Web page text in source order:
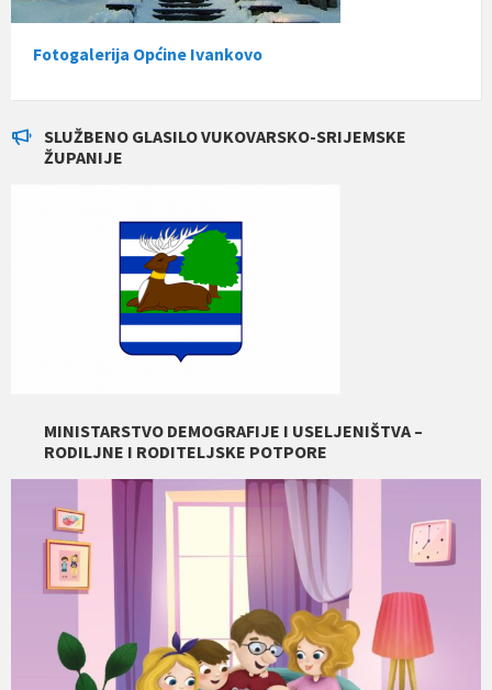
Fotogalerija Općine Ivankovo
SLUŽBENO GLASILO VUKOVARSKO-SRIJEMSKE
ŽUPANIJE
MINISTARSTVO DEMOGRAFIJE I USELJENIŠTVA –
RODILJNE I RODITELJSKE POTPORE